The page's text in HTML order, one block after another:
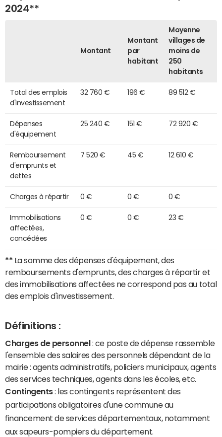
2024**
Montant
Montant
par
habitant
Moyenne
villages de
moins de
250
habitants
Total des emplois
d'investissement
32 760 € 196 € 89 512 €
Dépenses
d'équipement
25 240 € 151 € 72 920 €
Remboursement
d'emprunts et
dettes
7 520 € 45 € 12 610 €
Charges à répartir 0 € 0 € 0 €
Immobilisations
affectées,
concédées
0 € 0 € 23 €
** La somme des dépenses d'équipement, des
remboursements d'emprunts, des charges à répartir et
des immobilisations affectées ne correspond pas au total
des emplois d'investissement.
Définitions :
Charges de personnel : ce poste de dépense rassemble
l'ensemble des salaires des personnels dépendant de la
mairie : agents administratifs, policiers municipaux, agents
des services techniques, agents dans les écoles, etc.
Contingents: les contingents représentent des
participations obligatoires d'une commune au
financement de services départementaux, notamment
aux sapeurs-pompiers du département.